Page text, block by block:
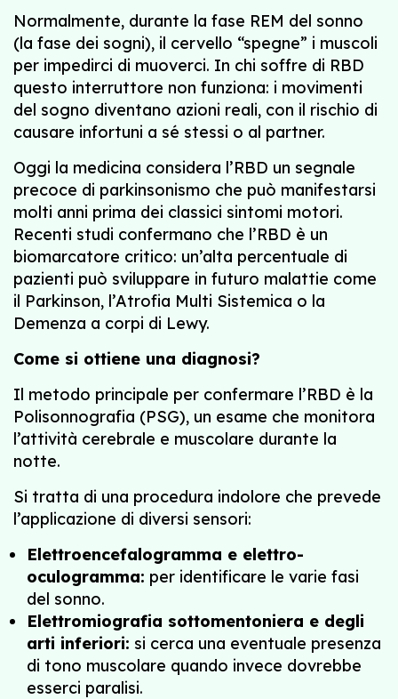
Normalmente, durante la fase REM del sonno
(la fase dei sogni), il cervello “spegne” i muscoli
per impedirci di muoverci. In chi soffre di RBD
questo interruttore non funziona: i movimenti
del sogno diventano azioni reali, con il rischio di
causare infortuni a sé stessi o al partner.
Oggi la medicina considera l’RBD un segnale
precoce di parkinsonismo che può manifestarsi
molti anni prima dei classici sintomi motori.
Recenti studi confermano che l’RBD è un
biomarcatore critico: un’alta percentuale di
pazienti può sviluppare in futuro malattie come
il Parkinson, l’Atrofia Multi Sistemica o la
Demenza a corpi di Lewy.
Come si ottiene una diagnosi?
Il metodo principale per confermare l’RBD è la
Polisonnografia (PSG), un esame che monitora
l’attività cerebrale e muscolare durante la
notte.
Si tratta di una procedura indolore che prevede
l’applicazione di diversi sensori:
Elettroencefalogramma e elettro-
oculogramma: per identificare le varie fasi
del sonno.
Elettromiografia sottomentoniera e degli
arti inferiori: si cerca una eventuale presenza
di tono muscolare quando invece dovrebbe
esserci paralisi.